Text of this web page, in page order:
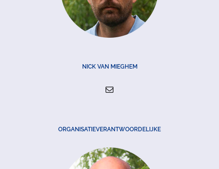
NICK VAN MIEGHEM
ORGANISATIEVERANTWOORDELIJKE